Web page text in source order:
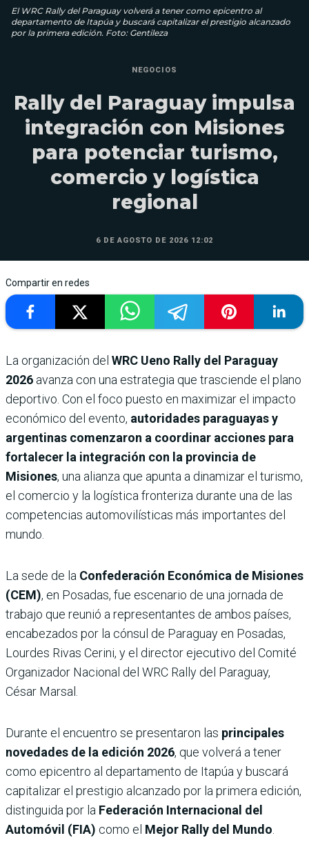
El WRC Rally del Paraguay volverá a tener como epicentro al
departamento de Itapúa y buscará capitalizar el prestigio alcanzado
por la primera edición. Foto: Gentileza
NEGOCIOS
Rally del Paraguay impulsa
integración con Misiones
para potenciar turismo,
comercio y logística
regional
6 DE AGOSTO DE 2026 12:02
Compartir en redes
La organización del WRC Ueno Rally del Paraguay
2026 avanza con una estrategia que trasciende el plano
deportivo. Con el foco puesto en maximizar el impacto
económico del evento, autoridades paraguayas y
argentinas comenzaron a coordinar acciones para
fortalecer la integración con la provincia de
Misiones, una alianza que apunta a dinamizar el turismo,
el comercio y la logística fronteriza durante una de las
competencias automovilísticas más importantes del
mundo.
La sede de la Confederación Económica de Misiones
(CEM), en Posadas, fue escenario de una jornada de
trabajo que reunió a representantes de ambos países,
encabezados por la cónsul de Paraguay en Posadas,
Lourdes Rivas Cerini, y el director ejecutivo del Comité
Organizador Nacional del WRC Rally del Paraguay,
César Marsal.
Durante el encuentro se presentaron las principales
novedades de la edición 2026, que volverá a tener
como epicentro al departamento de Itapúa y buscará
capitalizar el prestigio alcanzado por la primera edición,
distinguida por la Federación Internacional del
Automóvil (FIA) como el Mejor Rally del Mundo.